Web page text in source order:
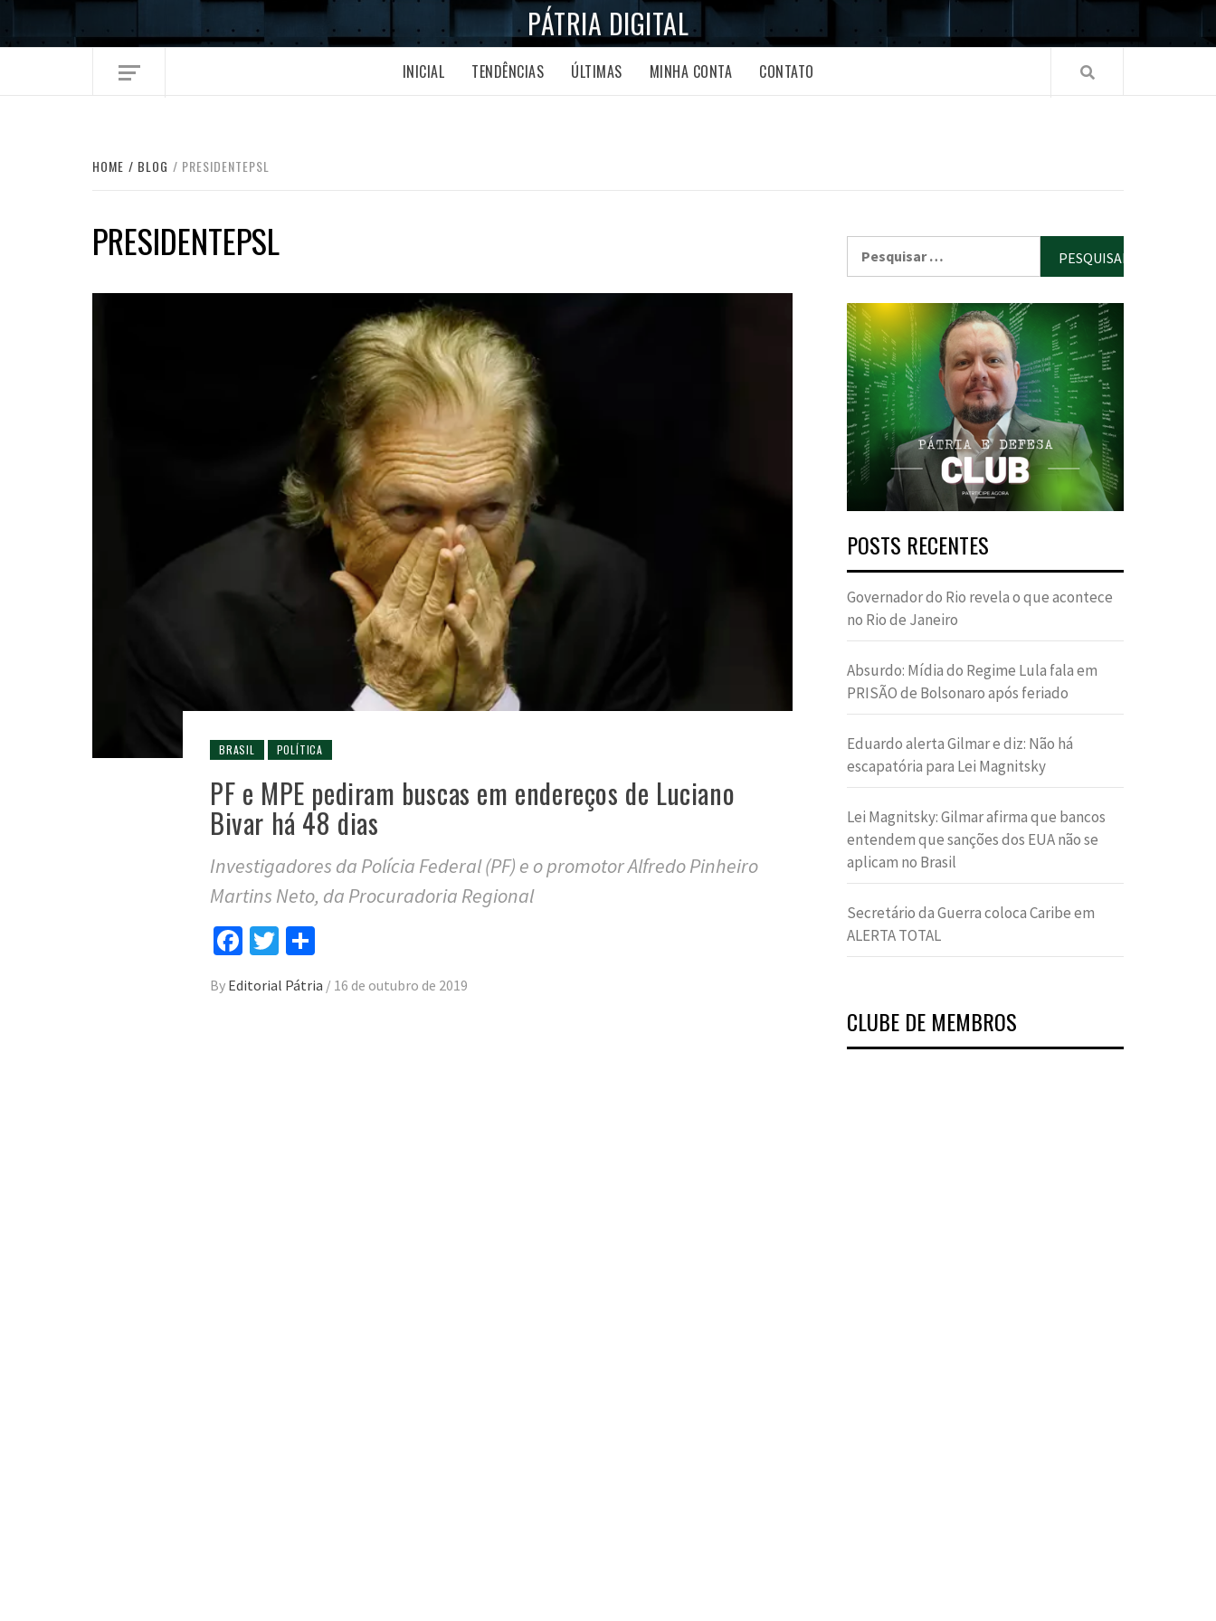
PÁTRIA DIGITAL
INICIAL TENDÊNCIAS ÚLTIMAS MINHA CONTA CONTATO
HOME BLOG PRESIDENTEPSL
PRESIDENTEPSL
BRASIL POLÍTICA
PF e MPE pediram buscas em endereços de Luciano
Bivar há 48 dias
Investigadores da Polícia Federal (PF) e o promotor Alfredo Pinheiro
Martins Neto, da Procuradoria Regional
Facebook
Twitter
By Editorial Pátria / 16 de outubro de 2019
POSTS RECENTES
Governador do Rio revela o que acontece
no Rio de Janeiro
Absurdo: Mídia do Regime Lula fala em
PRISÃO de Bolsonaro após feriado
Eduardo alerta Gilmar e diz: Não há
escapatória para Lei Magnitsky
Lei Magnitsky: Gilmar afirma que bancos
entendem que sanções dos EUA não se
aplicam no Brasil
Secretário da Guerra coloca Caribe em
ALERTA TOTAL
CLUBE DE MEMBROS